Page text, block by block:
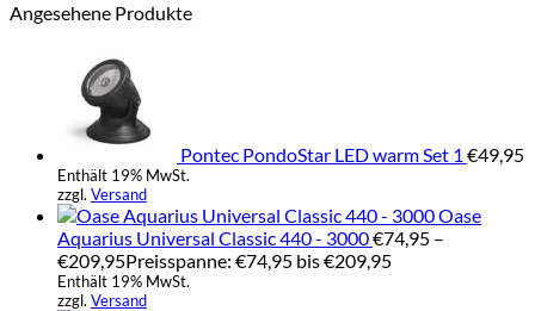
Angesehene Produkte
Pontec PondoStar LED warm Set 1 €49,95
Enthält 19% MwSt.
zzgl. Versand
Oase
Aquarius Universal Classic 440 - 3000€74,95 –
€209,95Preisspanne: €74,95 bis €209,95
Enthält 19% MwSt.
zzgl. Versand